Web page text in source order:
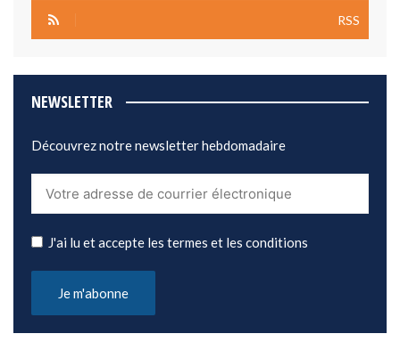
RSS
NEWSLETTER
Découvrez notre newsletter hebdomadaire
J'ai lu et accepte les termes et les conditions